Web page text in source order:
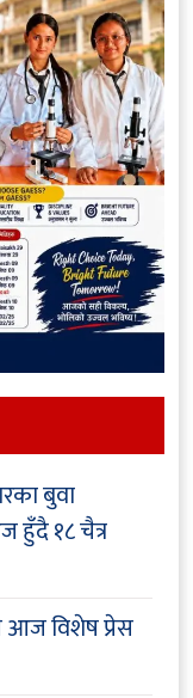
बुवा
हुँदै१८ चैत्र
आज विशेष प्रेस